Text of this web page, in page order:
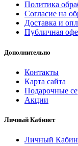
Политика
Согласие на
Доставка и
Публичная
Дополнительно
Контакты
Карта сайта
Подарочные
Акции
Личный Кабинет
Личный